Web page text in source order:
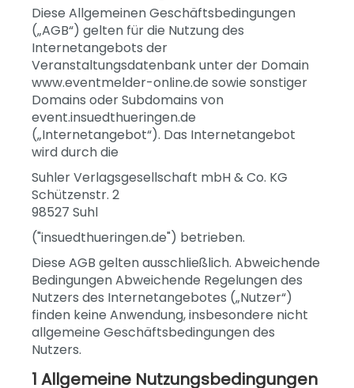
Diese Allgemeinen Geschäftsbedingungen
(„AGB“) gelten für die Nutzung des
Internetangebots der
Veranstaltungsdatenbank unter der Domain
www.eventmelder-online.de sowie sonstiger
Domains oder Subdomains von
event.insuedthueringen.de
(„Internetangebot“). Das Internetangebot
wird durch die
Suhler Verlagsgesellschaft mbH & Co. KG
Schützenstr. 2
98527 Suhl
("insuedthueringen.de") betrieben.
Diese AGB gelten ausschließlich. Abweichende
Bedingungen Abweichende Regelungen des
Nutzers des Internetangebotes („Nutzer“)
finden keine Anwendung, insbesondere nicht
allgemeine Geschäftsbedingungen des
Nutzers.
1 Allgemeine Nutzungsbedingungen